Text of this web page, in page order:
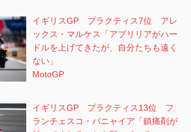
イギリスGP プラクティス7位 アレ
ックス・マルケス「アプリリアがハー
ドルを上げてきたが、自分たちも遠く
ない」
MotoGP
イギリスGP プラクティス13位 フ
ランチェスコ・バニャイア「鎮痛剤が